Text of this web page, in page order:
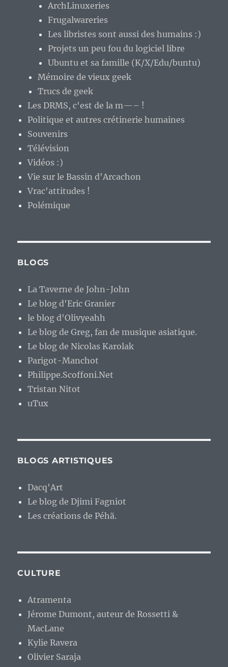
ArchLinuxeries
Frugalwareries
Les libristes sont aussi des humains :)
Projets un peu fou du logiciel libre
Ubuntu et sa famille (K/X/Edu/buntu)
Mémoire de vieux geek
Trucs de geek
Les DRMS, c'est de la m—– !
Politique et autres crétinerie humaines
Souvenirs
Télévision
Vidéos :)
Vie sur le Bassin d'Arcachon
Vrac'attitudes !
Polémique
BLOGS
La Taverne de John-John
Le blog d'Eric Granier
le blog d'Olivyeahh
Le blog de Greg, fan de musique asiatique.
Le blog de Nicolas Karolak
Parigot-Manchot
Philippe.Scoffoni.Net
Tristan Nitot
uTux
BLOGS ARTISTIQUES
Dacq'Art
Le blog de Djimi Fagniot
Les créations de Péhä.
CULTURE
Atramenta
Jérome Dumont, auteur de Rossetti &
MacLane
Kylie Ravera
Olivier Saraja